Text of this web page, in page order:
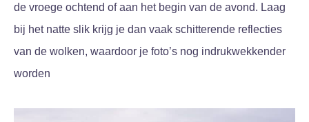
de vroege ochtend of aan het begin van de avond. Laag
bij het natte slik krijg je dan vaak schitterende reflecties
van de wolken, waardoor je foto’s nog indrukwekkender
worden